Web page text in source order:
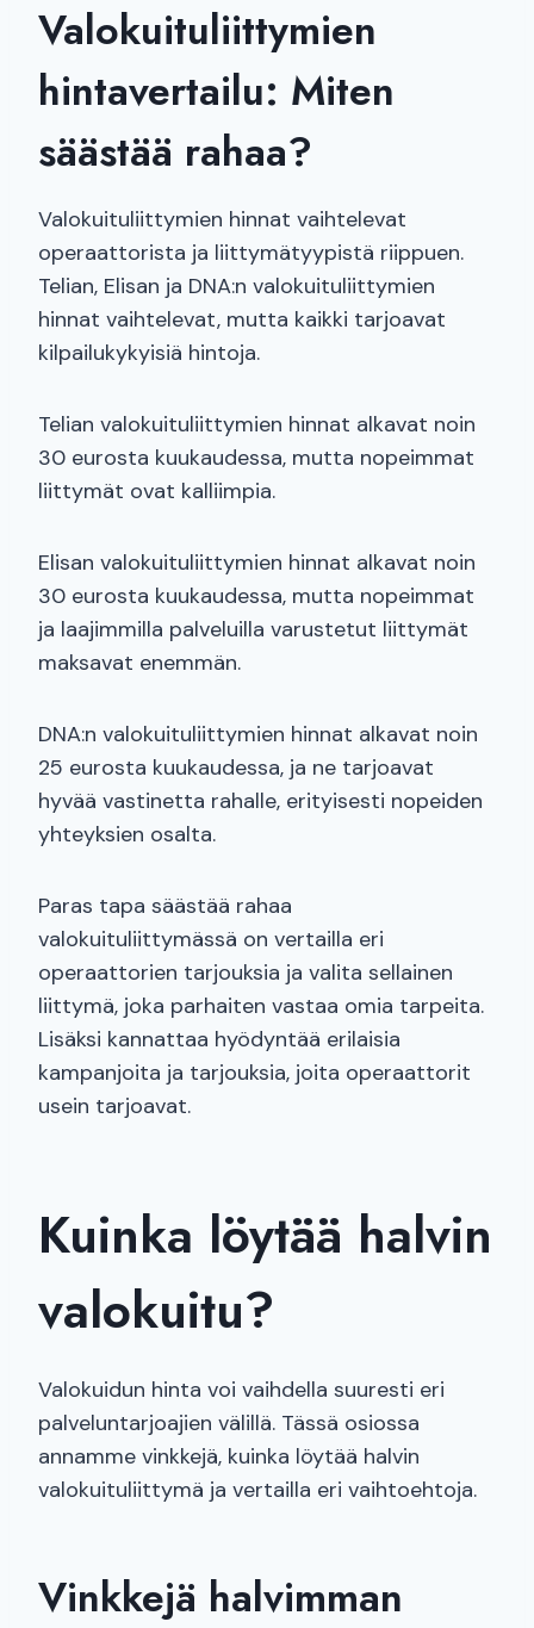
Valokuituliittymien
hintavertailu: Miten
säästää rahaa?
Valokuituliittymien hinnat vaihtelevat
operaattorista ja liittymätyypistä riippuen.
Telian, Elisan ja DNA:n valokuituliittymien
hinnat vaihtelevat, mutta kaikki tarjoavat
kilpailukykyisiä hintoja.
Telian valokuituliittymien hinnat alkavat noin
30 eurosta kuukaudessa, mutta nopeimmat
liittymät ovat kalliimpia.
Elisan valokuituliittymien hinnat alkavat noin
30 eurosta kuukaudessa, mutta nopeimmat
ja laajimmilla palveluilla varustetut liittymät
maksavat enemmän.
DNA:n valokuituliittymien hinnat alkavat noin
25 eurosta kuukaudessa, ja ne tarjoavat
hyvää vastinetta rahalle, erityisesti nopeiden
yhteyksien osalta.
Paras tapa säästää rahaa
valokuituliittymässä on vertailla eri
operaattorien tarjouksia ja valita sellainen
liittymä, joka parhaiten vastaa omia tarpeita.
Lisäksi kannattaa hyödyntää erilaisia
kampanjoita ja tarjouksia, joita operaattorit
usein tarjoavat.
Kuinka löytää halvin
valokuitu?
Valokuidun hinta voi vaihdella suuresti eri
palveluntarjoajien välillä. Tässä osiossa
annamme vinkkejä, kuinka löytää halvin
valokuituliittymä ja vertailla eri vaihtoehtoja.
Vinkkejä halvimman